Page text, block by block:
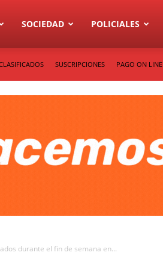
SOCIEDAD POLICIALES
SUSCRIPCIONES PAGO ON LINE
durante el fin de semana en...